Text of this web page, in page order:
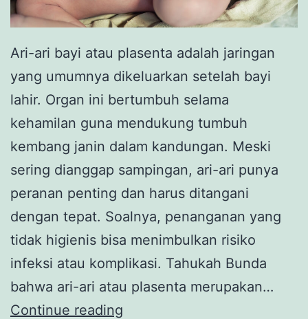
Ari-ari bayi atau plasenta adalah jaringan
yang umumnya dikeluarkan setelah bayi
lahir. Organ ini bertumbuh selama
kehamilan guna mendukung tumbuh
kembang janin dalam kandungan. Meski
sering dianggap sampingan, ari-ari punya
peranan penting dan harus ditangani
dengan tepat. Soalnya, penanganan yang
tidak higienis bisa menimbulkan risiko
infeksi atau komplikasi. Tahukah Bunda
bahwa ari-ari atau plasenta merupakan…
Continue reading